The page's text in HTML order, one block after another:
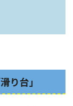
り台」